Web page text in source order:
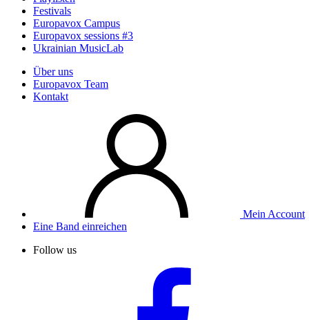
Festivals
Europavox Campus
Europavox sessions #3
Ukrainian MusicLab
Über uns
Europavox Team
Kontakt
Mein Account
Eine Band einreichen
Follow us